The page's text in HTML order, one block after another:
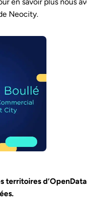
Neocity.
territoires